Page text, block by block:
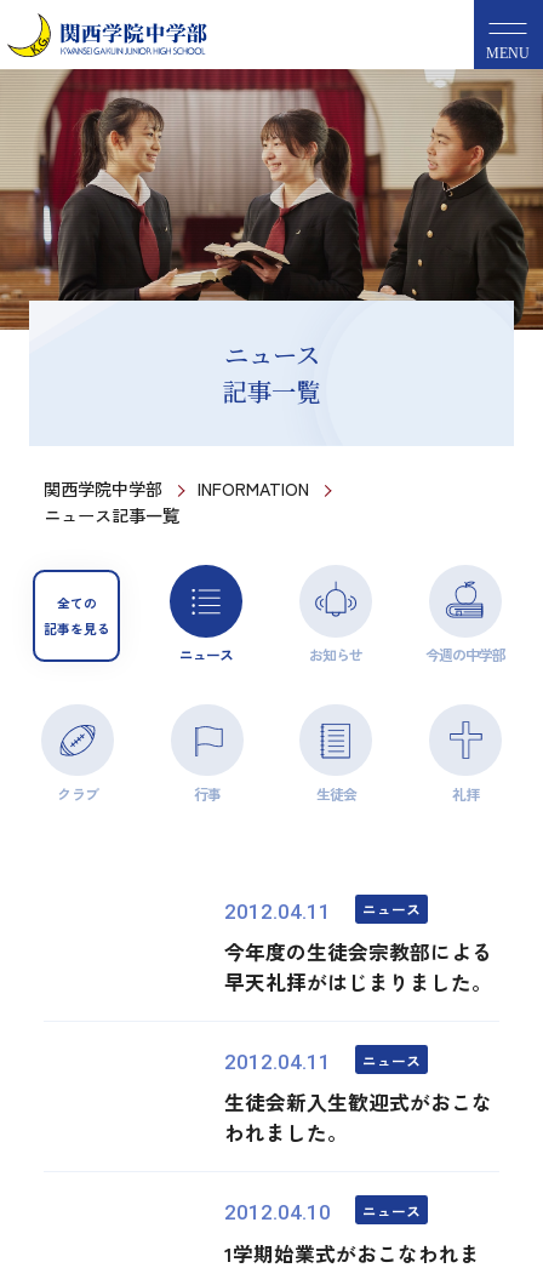
MENU
ニュース
記事一覧
関西学院中学部
INFORMATION
ニュース記事一覧
全ての
記事を見る
ニュース お知らせ 今週の中学部
クラブ 行事 生徒会 礼拝
2012.04.11 ニュース
今年度の生徒会宗教部による
早天礼拝がはじまりました。
2012.04.11 ニュース
生徒会新入生歓迎式がおこな
われました。
2012.04.10 ニュース
1学期始業式がおこなわれま